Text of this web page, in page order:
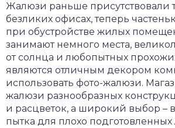
Жалюзи раньше присутствовали
безликих офисах, теперь
при обустройстве жилых
занимают немного места,
от солнца и любопытных
являются отличным декором
использовать фото-жалюзи.
жалюзи разнообразных
и расцветок, а широкий выбор –
пытка для плохо